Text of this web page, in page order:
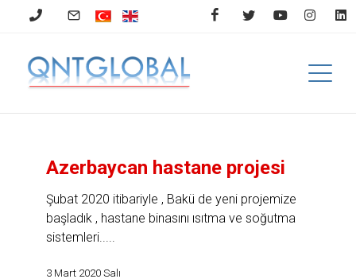
Azerbaycan hastane projesi
Şubat 2020 itibariyle , Bakü de yeni projemize
başladık , hastane binasını ısıtma ve soğutma
sistemleri.....
3 Mart 2020 Salı